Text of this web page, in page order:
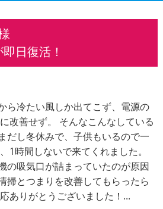
日復活！
ら冷たい風しか出てこず、電源の
改善せず。 そんなこんなしている
だし冬休みで、子供もいるので一
1時間しないで来てくれました。
の吸気口が詰まっていたのが原因
掃とつまりを改善してもらったら
ありがとうございました！...